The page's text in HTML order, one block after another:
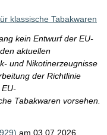
klassische Tabakwaren
kein Entwurf der EU-
aktuellen
und Nikotinerzeugnisse
der Richtlinie
Tabakwaren vorsehen.
am 03.07.2026